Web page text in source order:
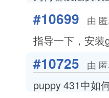
#10699 由
指导一下，安
#10725 由
puppy 431中如